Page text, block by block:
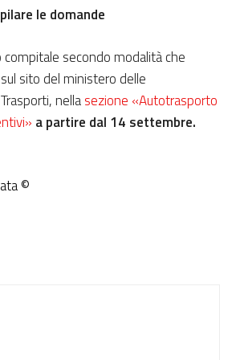
le domande
secondo modalità che
sito del ministero delle
nellasezione «Autotrasporto
a partire dal 14 settembre.
©